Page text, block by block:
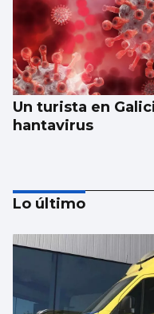
Un turista en
hantavirus
Lo último